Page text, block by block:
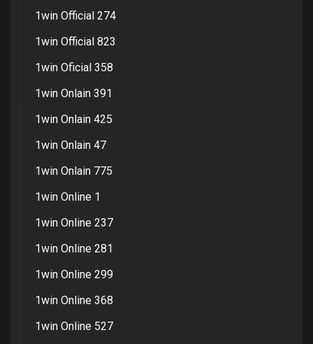
1win Official 274
1win Official 823
1win Oficial 358
1win Onlain 391
1win Onlain 425
1win Onlain 47
1win Onlain 775
1win Online 1
1win Online 237
1win Online 281
1win Online 299
1win Online 368
1win Online 527